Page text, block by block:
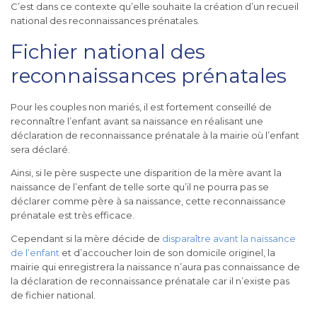
C’est dans ce contexte qu’elle souhaite la création d’un recueil
national des reconnaissances prénatales.
Fichier national des
reconnaissances prénatales
Pour les couples non mariés, il est fortement conseillé de
reconnaître l’enfant avant sa naissance en réalisant une
déclaration de reconnaissance prénatale à la mairie où l’enfant
sera déclaré.
Ainsi, si le père suspecte une disparition de la mère avant la
naissance de l’enfant de telle sorte qu’il ne pourra pas se
déclarer comme père à sa naissance, cette reconnaissance
prénatale est très efficace.
Cependant si la mère décide de disparaître avant la naissance
de l’enfant et d’accoucher loin de son domicile originel, la
mairie qui enregistrera la naissance n’aura pas connaissance de
la déclaration de reconnaissance prénatale car il n’existe pas
de fichier national.